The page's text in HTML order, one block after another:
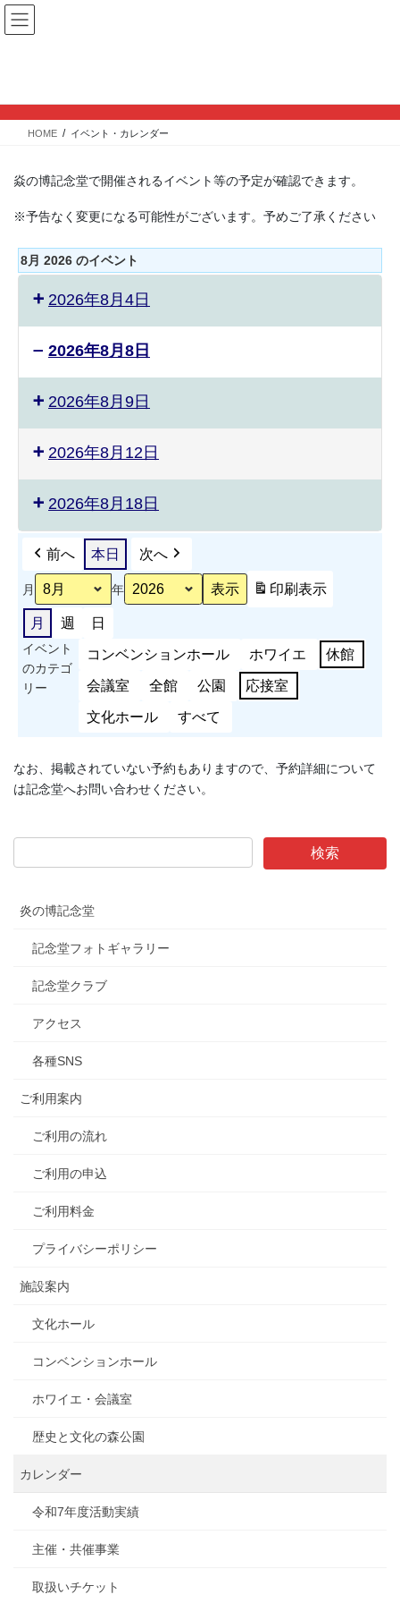
コ
ン
へ
ス
ナ
ビ
ョ
ン
HOME イベント・カレンダー
焱の博記念堂で開催されるイベント等の予定が確認できます。
※予告なく変更になる可能性がございます。予めご了承ください
8月 2026 のイベント
2026年8月4日
2026年8月8日
ポ
力
測
備
2026年8月9日
2026年8月12日
2026年8月18日
前へ 本日 次へ
月 年 印刷表示
月 週 日
イベント
のカテゴ
リー
コンベンションホール ホワイエ 休館
会議室 全館 公園 応接室
文化ホール すべて
なお、掲載されていない予約もありますので、予約詳細について
は記念堂へお問い合わせください。
炎の博記念堂
記念堂フォトギャラリー
記念堂クラブ
アクセス
各種SNS
ご利用案内
ご利用の流れ
ご利用の申込
ご利用料金
プライバシーポリシー
施設案内
文化ホール
コンベンションホール
ホワイエ・会議室
歴史と文化の森公園
カレンダー
令和7年度活動実績
主催・共催事業
取扱いチケット